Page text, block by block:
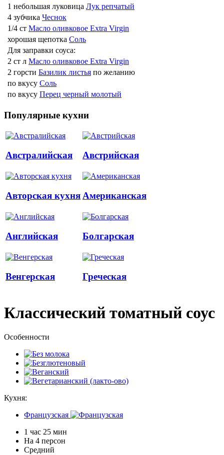
1 небольшая луковица Лук репчатый
4 зубчика Чеснок
1/4 ст Масло оливковое Extra Virgin
хорошая щепотка Соль
Для заправки соуса:
2 ст л Масло оливковое Extra Virgin
2 горсти Базилик листья по желанию
по вкусу Соль
по вкусу Перец черный молотый
Популярные кухни
Австралийская Австрийская
Авторская кухня Американская
Английская Болгарская
Венгерская Греческая
Классический томатный соус
Особенности
Кухня:
Французская
1 час 25 мин
На 4 персон
Средний